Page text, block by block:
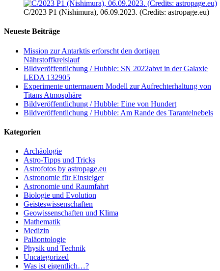
C/2023 P1 (Nishimura), 06.09.2023. (Credits: astropage.eu)
Neueste Beiträge
Mission zur Antarktis erforscht den dortigen
Nährstoffkreislauf
Bildveröffentlichung / Hubble: SN 2022abvt in der Galaxie
LEDA 132905
Experimente untermauern Modell zur Aufrechterhaltung von
Titans Atmosphäre
Bildveröffentlichung / Hubble: Eine von Hundert
Bildveröffentlichung / Hubble: Am Rande des Tarantelnebels
Kategorien
Archäologie
Astro-Tipps und Tricks
Astrofotos by astropage.eu
Astronomie für Einsteiger
Astronomie und Raumfahrt
Biologie und Evolution
Geisteswissenschaften
Geowissenschaften und Klima
Mathematik
Medizin
Paläontologie
Physik und Technik
Uncategorized
Was ist eigentlich…?